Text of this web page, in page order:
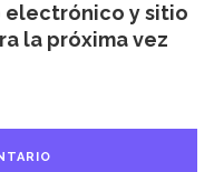
electrónico y sitio
la próxima vez